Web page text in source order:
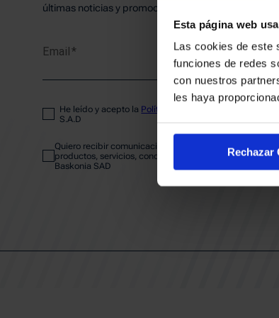
Esta página web
Las cookies de este
funciones de redes
con nuestros
les haya
Rechazar
CLUB
últimas noticias y promociones del club.
Email
He leído y acepto la Política de privacidad
S.A.D
Quiero recibir comunicaciones electrónicas sobre las
productos, servicios, concursos, ofertas y/o promociones
Baskonia SAD